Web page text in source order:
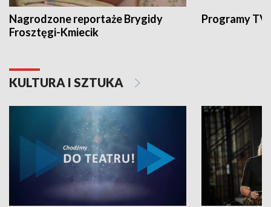
Nagrodzone reportaże Brygidy
Frosztęgi-Kmiecik
Programy
KULTURA I SZTUKA